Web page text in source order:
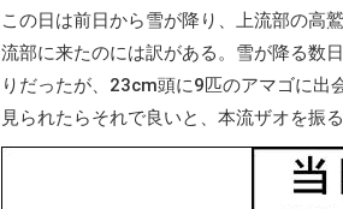
この日は前日から雪が降り、上流部の高
流部に来たのには訳がある。雪が降る数
りだったが、23cm頭に9匹のアマゴに出
見られたらそれで良いと、本流ザオを振る